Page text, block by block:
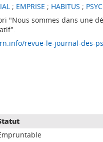
; EMPRISE ; HABITUS ;
"Nous sommes dans une
revue-le-journal-des-